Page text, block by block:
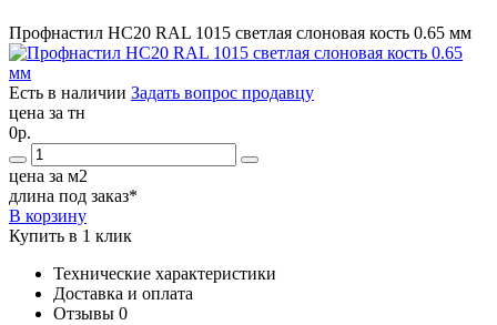
Профнастил НС20 RAL 1015 светлая слоновая кость 0.65 мм
Есть в наличии Задать вопрос продавцу
цена за тн
0р.
цена за м2
длина под заказ*
В корзину
Купить в 1 клик
Технические характеристики
Доставка и оплата
Отзывы 0